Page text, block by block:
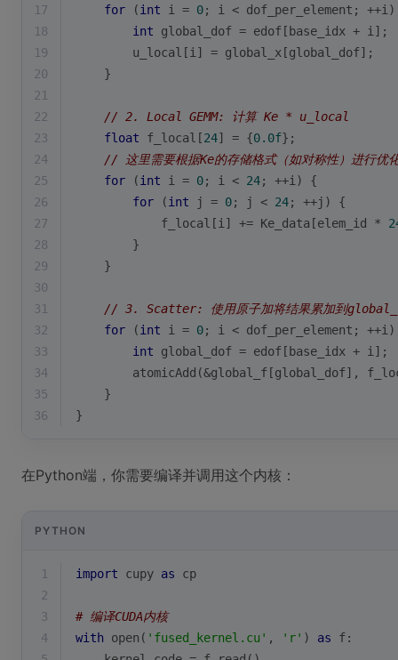
17
for (int i = 0; i < dof_per_element;
18
int global_dof = edof[base_idx + i];
19
        u_local[i] = global_x[global_dof];
20
    }
21
22
// 2. Local GEMM: 计算 Ke * u_local
23
float f_local[24] = {0.0f};
24
// 这里需要根据Ke的存储格式（如对称性）进行优
25
for (int i = 0; i < 24; ++i) {
26
for (int j = 0; j < 24; ++j) {
27
            f_local[i] += Ke_data[elem_id *
28
        }
29
    }
30
31
// 3. Scatter: 使用原子加将结果累加到
32
for (int i = 0; i < dof_per_element;
33
int global_dof = edof[base_idx + i];
34
atomicAdd (&global_f[global_dof],
35
    }
36
}
在Python端，你需要编译并调用这个内核：
PYTHON
1 import cupy as cp
2
3
# 编译CUDA内核
4
with open ( 'fused_kernel.cu' , 'r' ) as f: